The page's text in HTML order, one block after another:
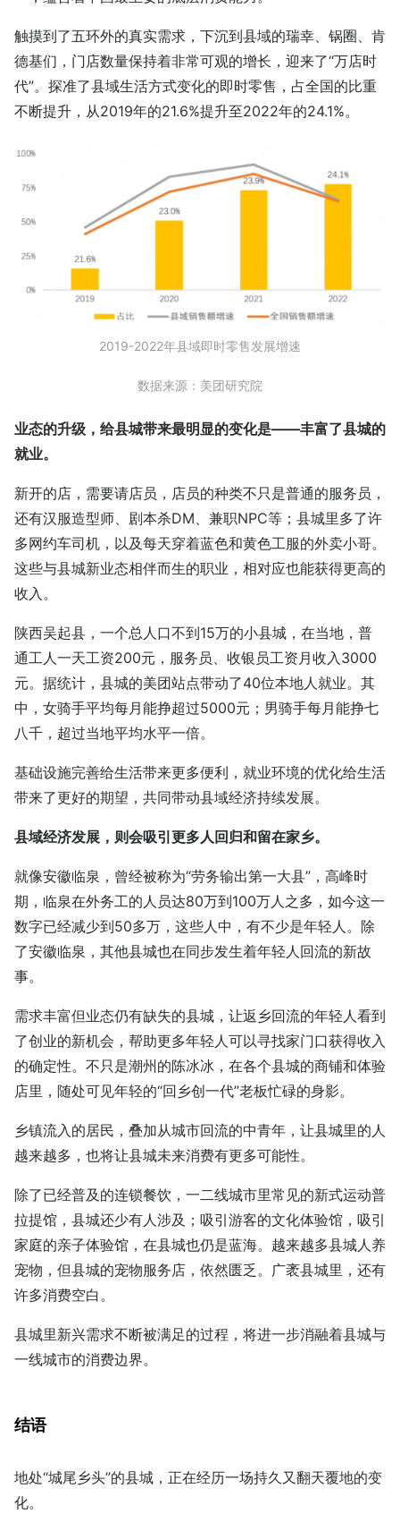
触摸到了五环外的真实需求，下沉到县域的瑞幸、锅圈、肯
德基们，门店数量保持着非常可观的增长，迎来了“万店时
代”。探准了县域生活方式变化的即时零售，占全国的比重
不断提升，从2019年的21.6%提升至2022年的24.1%。
2019-2022年县域即时零售发展增速
数据来源：美团研究院
业态的升级，给县城带来最明显的变化是——丰富了县城的
就业。
新开的店，需要请店员，店员的种类不只是普通的服务员，
还有汉服造型师、剧本杀DM、兼职NPC等；县城里多了许
多网约车司机，以及每天穿着蓝色和黄色工服的外卖小哥。
这些与县城新业态相伴而生的职业，相对应也能获得更高的
收入。
陕西吴起县，一个总人口不到15万的小县城，在当地，普
通工人一天工资200元，服务员、收银员工资月收入3000
元。据统计，县城的美团站点带动了40位本地人就业。其
中，女骑手平均每月能挣超过5000元；男骑手每月能挣七
八千，超过当地平均水平一倍。
基础设施完善给生活带来更多便利，就业环境的优化给生活
带来了更好的期望，共同带动县域经济持续发展。
县域经济发展，则会吸引更多人回归和留在家乡。
就像安徽临泉，曾经被称为“劳务输出第一大县”，高峰时
期，临泉在外务工的人员达80万到100万人之多，如今这一
数字已经减少到50多万，这些人中，有不少是年轻人。除
了安徽临泉，其他县城也在同步发生着年轻人回流的新故
事。
需求丰富但业态仍有缺失的县城，让返乡回流的年轻人看到
了创业的新机会，帮助更多年轻人可以寻找家门口获得收入
的确定性。不只是潮州的陈冰冰，在各个县城的商铺和体验
店里，随处可见年轻的“回乡创一代”老板忙碌的身影。
乡镇流入的居民，叠加从城市回流的中青年，让县城里的人
越来越多，也将让县城未来消费有更多可能性。
除了已经普及的连锁餐饮，一二线城市里常见的新式运动普
拉提馆，县城还少有人涉及；吸引游客的文化体验馆，吸引
家庭的亲子体验馆，在县城也仍是蓝海。越来越多县城人养
宠物，但县城的宠物服务店，依然匮乏。广袤县城里，还有
许多消费空白。
县城里新兴需求不断被满足的过程，将进一步消融着县城与
一线城市的消费边界。
结语
地处“城尾乡头”的县城，正在经历一场持久又翻天覆地的变
化。